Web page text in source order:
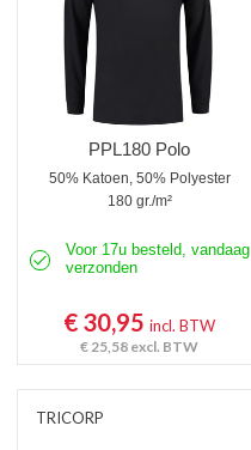
PPL180 Polo
50% Katoen, 50% Polyester
180 gr./m²
Voor 17u besteld, vandaag
verzonden
€ 30,95incl. BTW
€ 25,58 excl. BTW
TRICORP